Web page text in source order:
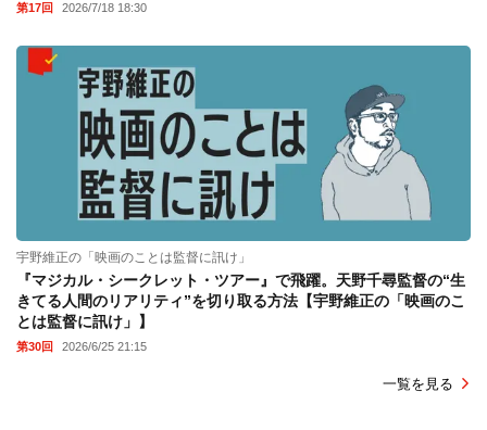
第17回 2026/7/18 18:30
宇野維正の「映画のことは監督に訊け」
『マジカル・シークレット・ツアー』で飛躍。天野千尋監督の“生
きてる人間のリアリティ”を切り取る方法【宇野維正の「映画のこ
とは監督に訊け」】
第30回 2026/6/25 21:15
一覧を見る